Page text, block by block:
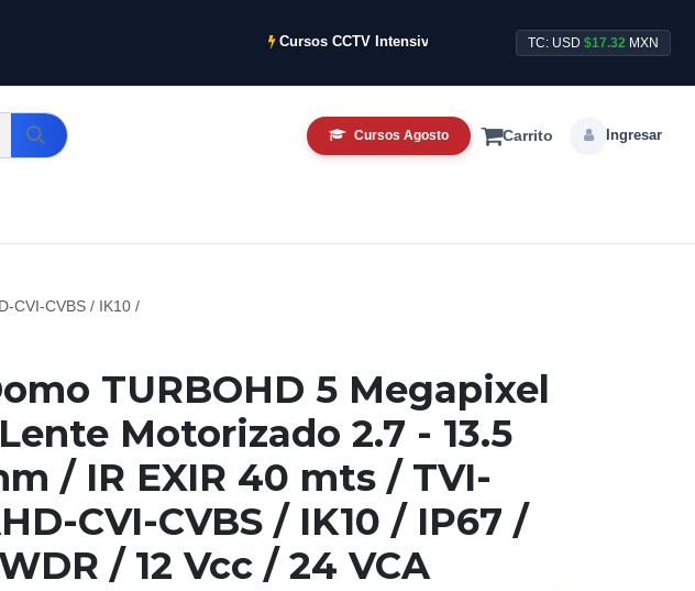
Cursos CCTV Intensivos de Agosto ya disponibles.
TC: USD$17.32 MXN
Cursos Agosto Carrito Ingresar
CVI-CVBS / IK10 /
TURBOHD 5 Megapixel
Motorizado 2.7 - 13.5
/ IR EXIR 40 mts / TVI-
CVI-CVBS / IK10 / IP67 /
/ 12 Vcc / 24 VCA